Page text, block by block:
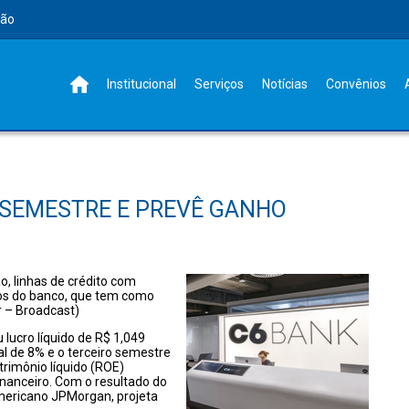
Institucional Serviços Notícias Convênios
E PREVÊ GANHO
linhas de crédito com
do banco, que tem como
– Broadcast)
líquido de R$ 1,049
de 8% e o terceiro semestre
líquido (ROE)
Com o resultado do
JPMorgan, projeta